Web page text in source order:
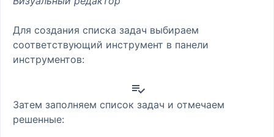
Для создания списка задач выбираем
соответствующий инструмент в панели
инструментов:
Затем заполняем список задач и отмечаем
решенные: